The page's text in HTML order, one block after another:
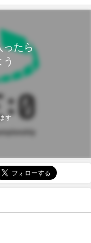
ったら
す